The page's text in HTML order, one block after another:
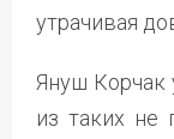
утрачивая
Януш Корчак
из таких не